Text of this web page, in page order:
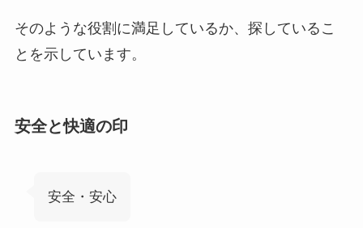
そのような役割に満足しているか、探しているこ
とを示しています。
安全と快適の印
安全・安心